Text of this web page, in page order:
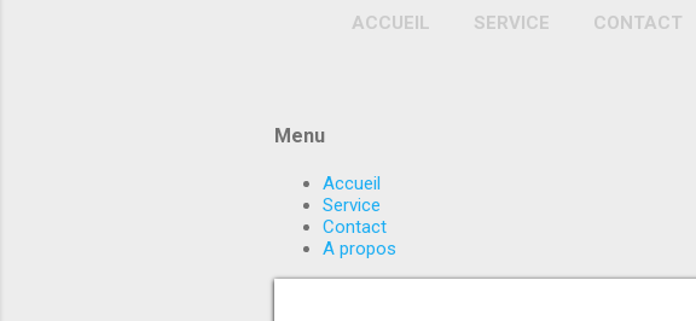
ACCUEIL SERVICE CONTACT
Menu
Accueil
Service
Contact
A propos